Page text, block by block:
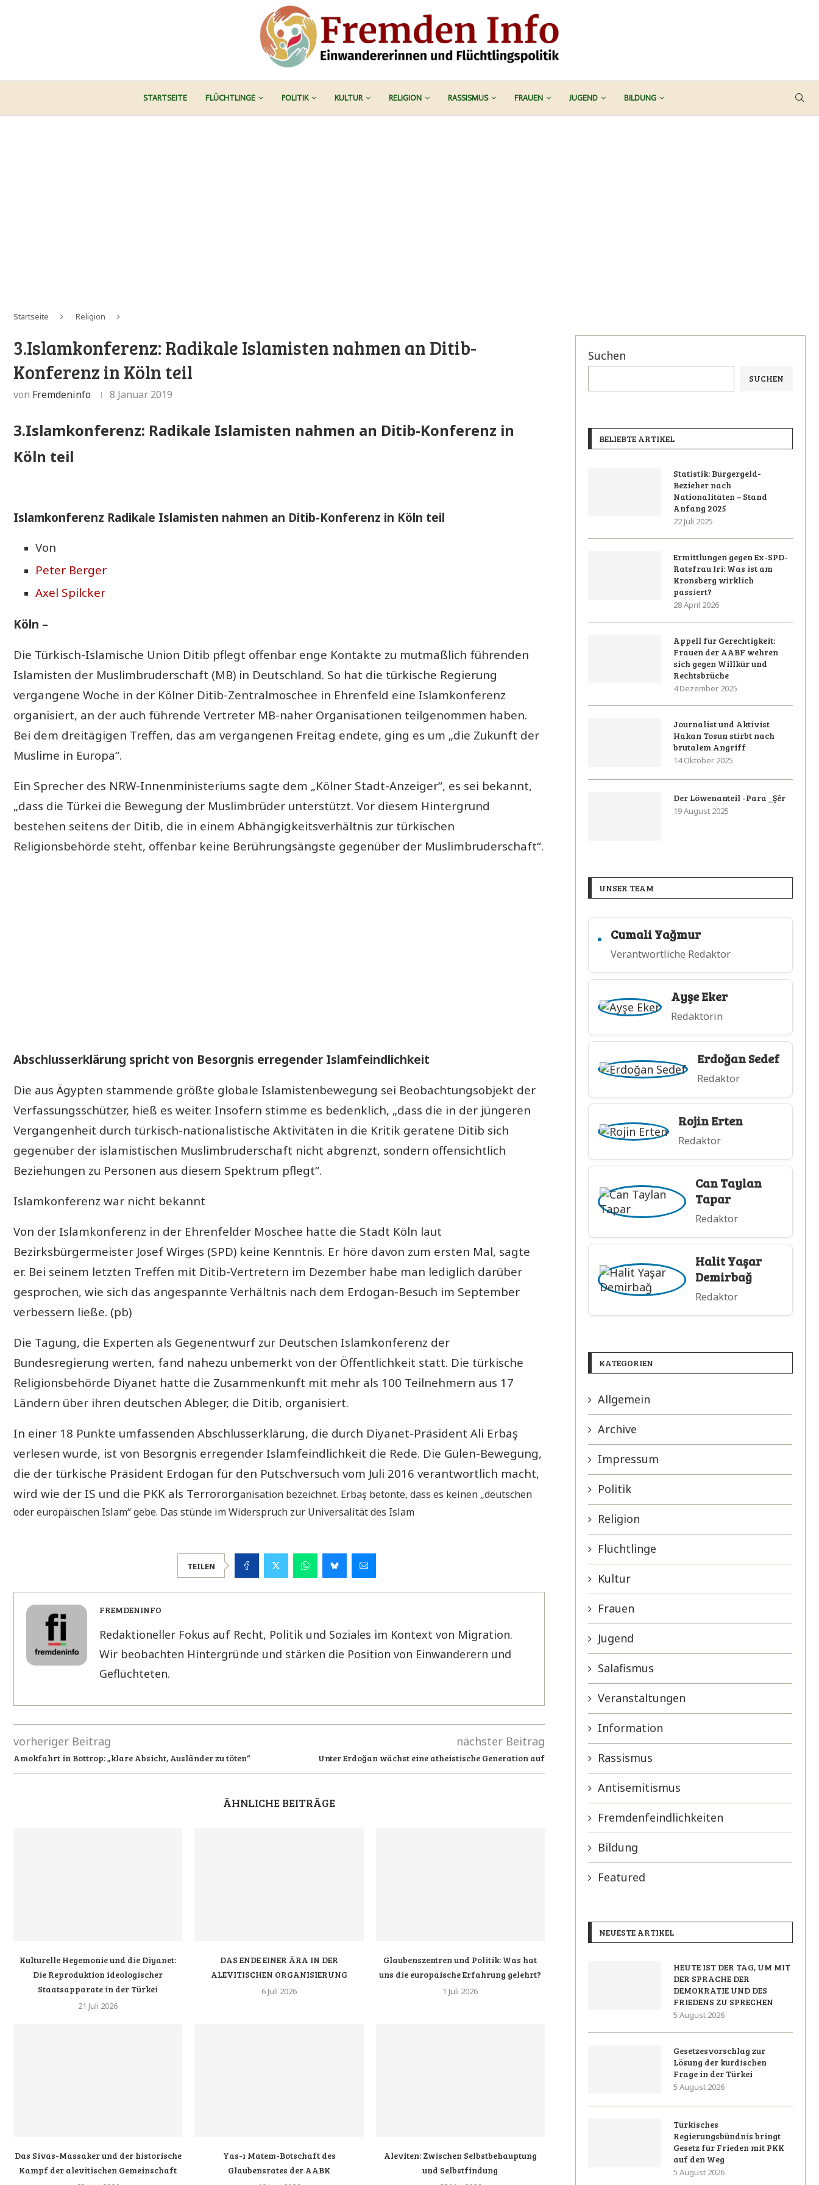
STARTSEITE FLÜCHTLINGE POLITIK KULTUR RELIGION RASSISMUS FRAUEN JUGEND BILDUNG
Startseite Religion
3.Islamkonferenz: Radikale Islamisten nahmen an Ditib-
Konferenz in Köln teil
von Fremdeninfo 8 Januar 2019
3.Islamkonferenz: Radikale Islamisten nahmen an Ditib-Konferenz in
Köln teil
Islamkonferenz Radikale Islamisten nahmen an Ditib-Konferenz in Köln teil
Von
Peter Berger
Axel Spilcker
Köln –
Die Türkisch-Islamische Union Ditib pflegt offenbar enge Kontakte zu mutmaßlich führenden
Islamisten der Muslimbruderschaft (MB) in Deutschland. So hat die türkische Regierung
vergangene Woche in der Kölner Ditib-Zentralmoschee in Ehrenfeld eine Islamkonferenz
organisiert, an der auch führende Vertreter MB-naher Organisationen teilgenommen haben.
Bei dem dreitägigen Treffen, das am vergangenen Freitag endete, ging es um „die Zukunft der
Muslime in Europa“.
Ein Sprecher des NRW-Innenministeriums sagte dem „Kölner Stadt-Anzeiger“, es sei bekannt,
„dass die Türkei die Bewegung der Muslimbrüder unterstützt. Vor diesem Hintergrund
bestehen seitens der Ditib, die in einem Abhängigkeitsverhältnis zur türkischen
Religionsbehörde steht, offenbar keine Berührungsängste gegenüber der Muslimbruderschaft“.
Abschlusserklärung spricht von Besorgnis erregender Islamfeindlichkeit
Die aus Ägypten stammende größte globale Islamistenbewegung sei Beobachtungsobjekt der
Verfassungsschützer, hieß es weiter. Insofern stimme es bedenklich, „dass die in der jüngeren
Vergangenheit durch türkisch-nationalistische Aktivitäten in die Kritik geratene Ditib sich
gegenüber der islamistischen Muslimbruderschaft nicht abgrenzt, sondern offensichtlich
Beziehungen zu Personen aus diesem Spektrum pflegt“.
Islamkonferenz war nicht bekannt
Von der Islamkonferenz in der Ehrenfelder Moschee hatte die Stadt Köln laut
Bezirksbürgermeister Josef Wirges (SPD) keine Kenntnis. Er höre davon zum ersten Mal, sagte
er. Bei seinem letzten Treffen mit Ditib-Vertretern im Dezember habe man lediglich darüber
gesprochen, wie sich das angespannte Verhältnis nach dem Erdogan-Besuch im September
verbessern ließe. (pb)
Die Tagung, die Experten als Gegenentwurf zur Deutschen Islamkonferenz der
Bundesregierung werten, fand nahezu unbemerkt von der Öffentlichkeit statt. Die türkische
Religionsbehörde Diyanet hatte die Zusammenkunft mit mehr als 100 Teilnehmern aus 17
Ländern über ihren deutschen Ableger, die Ditib, organisiert.
In einer 18 Punkte umfassenden Abschlusserklärung, die durch Diyanet-Präsident Ali Erbaş
verlesen wurde, ist von Besorgnis erregender Islamfeindlichkeit die Rede. Die Gülen-Bewegung,
die der türkische Präsident Erdogan für den Putschversuch vom Juli 2016 verantwortlich macht,
wird wie der IS und die PKK als Terrororganisation bezeichnet. Erbaş betonte, dass es keinen „deutschen
oder europäischen Islam“ gebe. Das stünde im Widerspruch zur Universalität des Islam
TEILEN
FREMDENINFO
Redaktioneller Fokus auf Recht, Politik und Soziales im Kontext von Migration.
Wir beobachten Hintergründe und stärken die Position von Einwanderern und
Geflüchteten.
vorheriger Beitrag
Amokfahrt in Bottrop: „klare Absicht, Ausländer zu töten“
nächster Beitrag
Unter Erdoğan wächst eine atheistische Generation auf
ÄHNLICHE BEITRÄGE
Kulturelle Hegemonie und die Diyanet:
Die Reproduktion ideologischer
Staatsapparate in der Türkei
21 Juli 2026
DAS ENDE EINER ÄRA IN DER
ALEVITISCHEN ORGANISIERUNG
6 Juli 2026
Glaubenszentren und Politik: Was hat
uns die europäische Erfahrung gelehrt?
1 Juli 2026
Das Sivas-Massaker und der historische
Kampf der alevitischen Gemeinschaft
Yas-ı Matem-Botschaft des
Glaubensrates der AABK
Aleviten: Zwischen Selbstbehauptung
und Selbstfindung
Suchen
SUCHEN
BELIEBTE ARTIKEL
Statistik: Bürgergeld-
Bezieher nach
Nationalitäten – Stand
Anfang 2025
22 Juli 2025
Ermittlungen gegen Ex-SPD-
Ratsfrau Iri: Was ist am
Kronsberg wirklich
passiert?
28 April 2026
Appell für Gerechtigkeit:
Frauen der AABF wehren
sich gegen Willkür und
Rechtsbrüche
4 Dezember 2025
Journalist und Aktivist
Hakan Tosun stirbt nach
brutalem Angriff
14 Oktober 2025
Der Löwenanteil -Para _Şêr
19 August 2025
UNSER TEAM
Cumali Yağmur
Verantwortliche Redaktor
Ayşe Eker
Redaktorin
Erdoğan Sedef
Redaktor
Rojin Erten
Redaktor
Can Taylan
Tapar
Redaktor
Halit Yaşar
Demirbağ
Redaktor
KATEGORIEN
Allgemein
Archive
Impressum
Politik
Religion
Flüchtlinge
Kultur
Frauen
Jugend
Salafismus
Veranstaltungen
Information
Rassismus
Antisemitismus
Fremdenfeindlichkeiten
Bildung
Featured
NEUESTE ARTIKEL
HEUTE IST DER TAG, UM MIT
DER SPRACHE DER
DEMOKRATIE UND DES
FRIEDENS ZU SPRECHEN
5 August 2026
Gesetzesvorschlag zur
Lösung der kurdischen
Frage in der Türkei
5 August 2026
Türkisches
Regierungsbündnis bringt
Gesetz für Frieden mit PKK
auf den Weg
5 August 2026